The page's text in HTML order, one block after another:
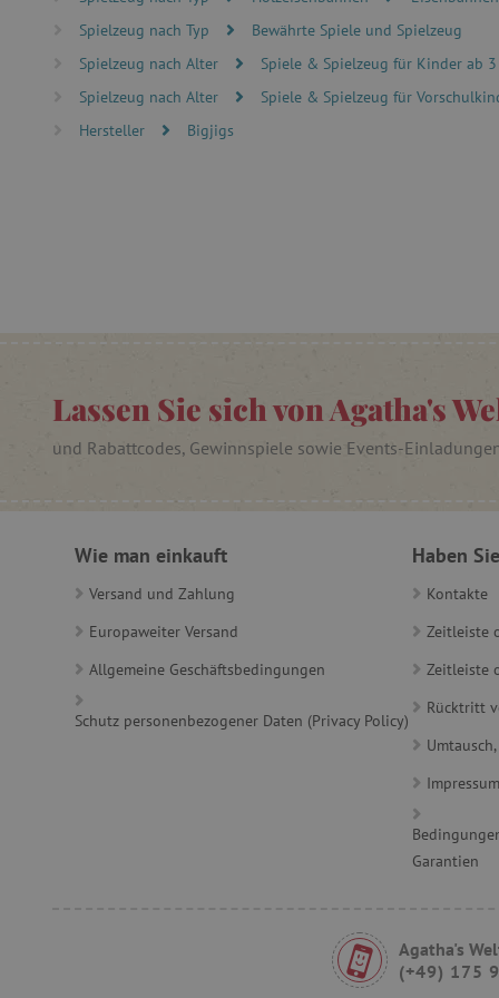
Spielzeug nach Typ
Bewährte Spiele und Spielzeug
Spielzeug nach Alter
Spiele & Spielzeug für Kinder ab 3
Spielzeug nach Alter
Spiele & Spielzeug für
Hersteller
Bigjigs
Lassen Sie sich von Agatha's
und Rabattcodes, Gewinnspiele sowie Events-
Wie man einkauft
Versand und Zahlung
Europaweiter Versand
Allgemeine Geschäftsbedingungen
Schutz personenbezogener Daten (Privacy Policy)
Haben
Kontakte
Zeitleiste
Zeitleiste
Rücktritt
Impressum
Garantien
Agatha's
(+49) 175
Ohne die unbedingt
Name
featureFlagIdentifier
_lb
product_filter_remember
__cf_bm
__cf_bm